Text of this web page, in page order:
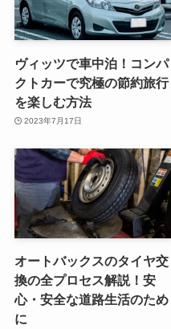
ヴィッツで車中泊！コンパ
クトカーで究極の節約旅行
を楽しむ方法
2023年7月17日
オートバックスのタイヤ交
換の全プロセス解説！安
心・安全な道路生活のため
に